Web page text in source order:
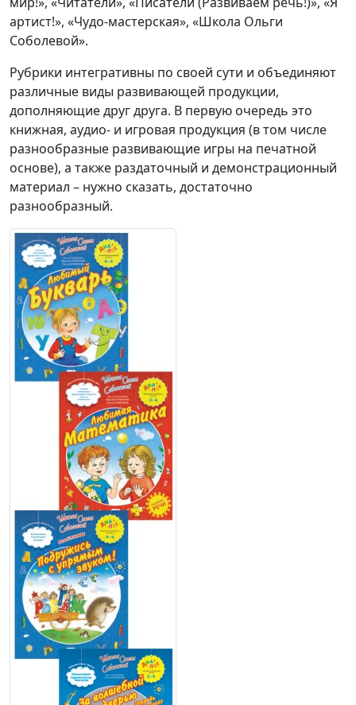
артист!», «Чудо-мастерская», «Школа Ольги
Соболевой».
Рубрики интегративны по своей сути и объединяют
различные виды развивающей продукции,
дополняющие друг друга. В первую очередь это
книжная, аудио- и игровая продукция (в том числе
разнообразные развивающие игры на печатной
основе), а также раздаточный и демонстрационный
материал – нужно сказать, достаточно
разнообразный.